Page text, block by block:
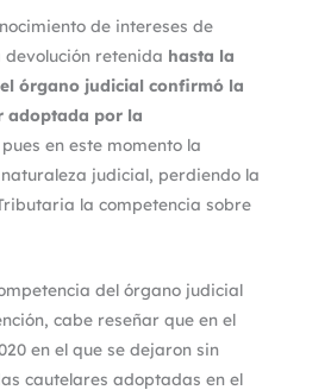
de intereses de
retenida hasta la
órgano judicial confirmó la
adoptada por la
pues en este momento la
judicial, perdiendo la
la competencia sobre
del órgano judicial
cabe reseñar que en el
en el que se dejaron sin
cautelares adoptadas en el